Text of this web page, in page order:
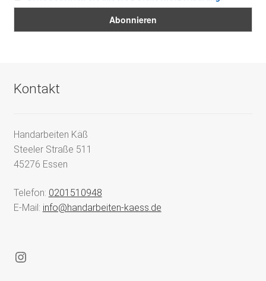
Kontakt
Handarbeiten Käß
Steeler Straße 511
45276 Essen
Telefon: 0201510948
E-Mail: info@handarbeiten-kaess.de
Instagram